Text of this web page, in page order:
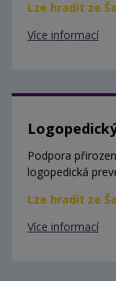
Lze hradit ze
Více informací
Podpora
logopedická
Lze hradit ze
Více informací